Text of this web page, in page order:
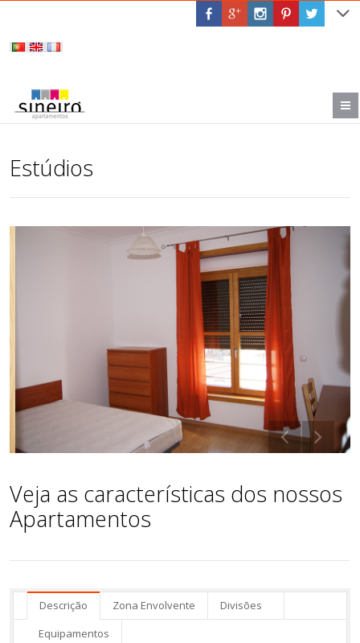
Estúdios
Veja as características dos nossos
Apartamentos
Descrição Zona Envolvente
Divisões
Equipamentos